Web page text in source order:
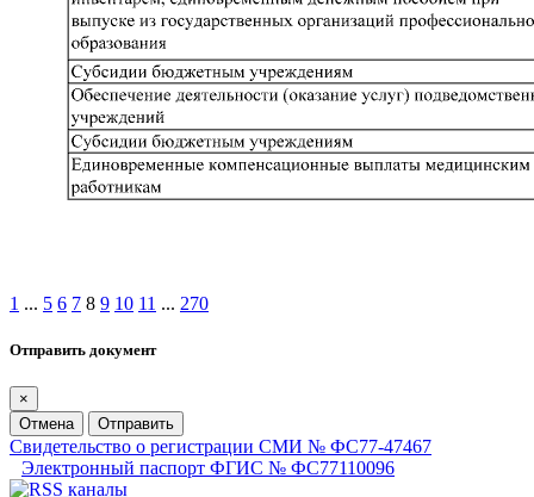
1 ... 5 6 7 8 9 10 11 ... 270
Отправить документ
×
Отмена
Отправить
Свидетельство о регистрации СМИ № ФС77-47467
Электронный паспорт ФГИС № ФС77110096